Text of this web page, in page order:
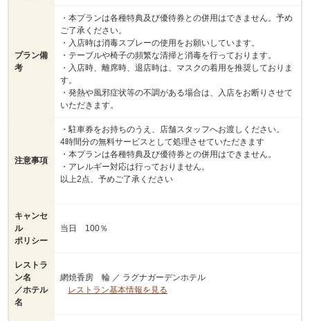
プラン備
考
・本プランは各種特典及び優待券との併用はできません。予め
ご了承ください。
・入店時は消毒スプレーの使用をお願いしています。
・テーブルや椅子の頻繁な清掃と消毒を行っております。
・入店時、離席時、退店時は、マスクの着用を推奨しておりま
す。
・発熱や風邪症状等の不調がある場合は、入店をお断りさせて
いただきます。
注意事項
・駐車券をお持ちのうえ、店舗スタッフへお渡しください。
4時間分の無料サービスとして処理させていただきます
・本プランは各種特典及び優待券との併用はできません。
・アレルギー対応は行っておりません。
以上2点、予めご了承ください
キャンセ
ル
ポリシー
当日 100％
レストラ
ン名
／ホテル
名
網焼香房 輪 ／ ラグナガーデンホテル
レストラン基本情報を見る